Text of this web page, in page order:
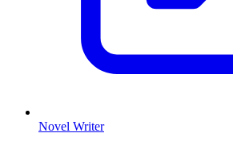
Novel Writer